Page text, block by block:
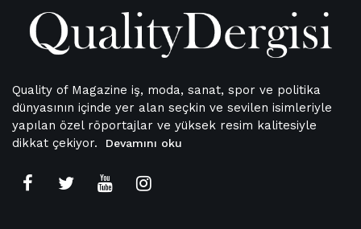
Quality of Magazine iş, moda, sanat, spor ve politika
dünyasının içinde yer alan seçkin ve sevilen isimleriyle
yapılan özel röportajlar ve yüksek resim kalitesiyle
dikkat çekiyor.
Devamını oku